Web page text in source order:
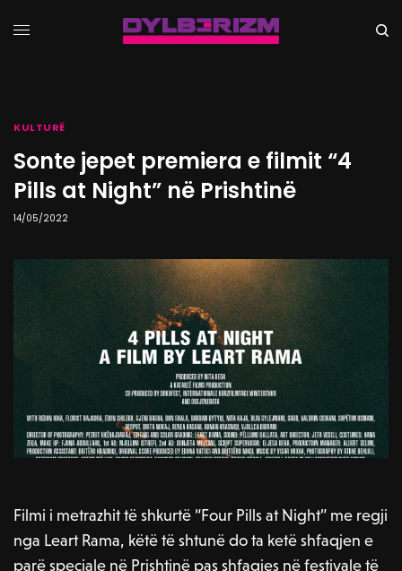
KULTURË
Sonte jepet premiera e filmit “4
Pills at Night” në Prishtinë
14/05/2022
Filmi i metrazhit të shkurtë “Four Pills at Night” me regji
nga Leart Rama, këtë të shtunë do ta ketë shfaqjen e
parë speciale në Prishtinë pas shfaqjes në festivale të